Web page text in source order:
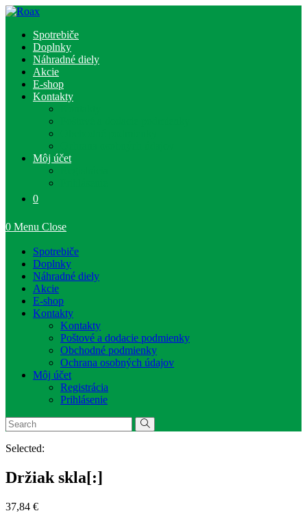
Skip
contentSpotrebiče
Doplnky
Náhradné diely
Akcie
E-shop
Kontakty
Môj účet
0
0 Menu Close
Spotrebiče
Doplnky
Náhradné diely
Akcie
E-shop
Kontakty
Kontakty
Poštové a dodacie podmienky
Obchodné podmienky
Ochrana osobných údajov
Môj účet
Registrácia
Prihlásenie
Selected:
Držiak skla[:]
37,84 €